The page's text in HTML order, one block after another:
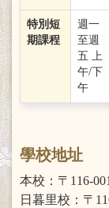
特別短
期課程
週一
至週
五 上
午/下
午
學校地址
本校：〒116-
日暮里校：〒